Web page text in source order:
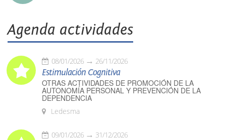
Agenda actividades
08/01/2026 26/11/2026
Estimulación Cognitiva
OTRAS ACTIVIDADES DE PROMOCIÓN DE LA
AUTONOMÍA PERSONAL Y PREVENCIÓN DE LA
DEPENDENCIA
Ledesma
09/01/2026 31/12/2026